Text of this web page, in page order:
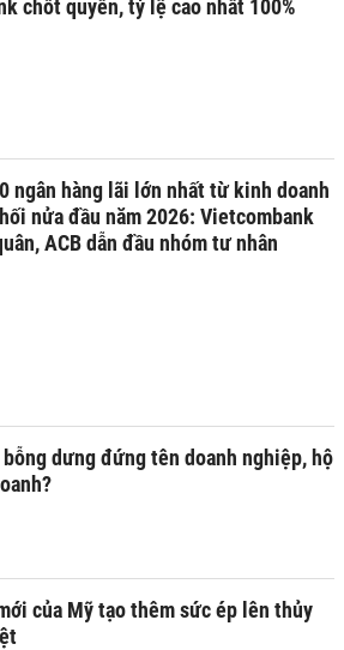
chốt quyền, tỷ lệ cao nhất 100%
ngân hàng lãi lớn nhất từ kinh doanh
nửa đầu năm 2026: Vietcombank
ACB dẫn đầu nhóm tư nhân
bỗng dưng đứng tên doanh nghiệp, hộ
của Mỹ tạo thêm sức ép lên thủy